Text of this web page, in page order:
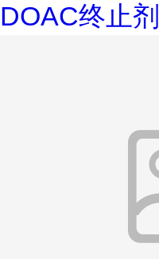
DOAC终止剂